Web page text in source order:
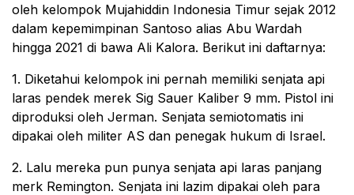
oleh kelompok Mujahiddin Indonesia Timur sejak 2012
dalam kepemimpinan Santoso alias Abu Wardah
hingga 2021 di bawa Ali Kalora. Berikut ini daftarnya:
1. Diketahui kelompok ini pernah memiliki senjata api
laras pendek merek Sig Sauer Kaliber 9 mm. Pistol ini
diproduksi oleh Jerman. Senjata semiotomatis ini
dipakai oleh militer AS dan penegak hukum di Israel.
2. Lalu mereka pun punya senjata api laras panjang
merk Remington. Senjata ini lazim dipakai oleh para